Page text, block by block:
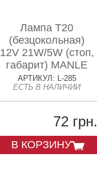
Лампа Т20
(безцокольная)
12V 21W/5W (стоп,
габарит) MANLE
АРТИКУЛ: L-285
ЕСТЬ В НАЛИЧИИ
72 грн.
В КОРЗИНУ